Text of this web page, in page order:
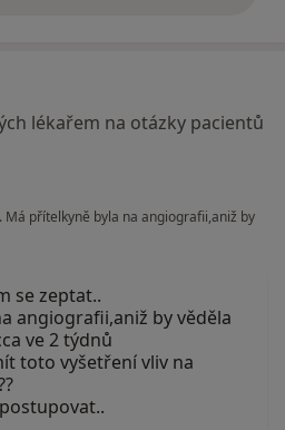
lékařem na otázky pacientů
přítelkyně byla na angiografii,aniž by
se zeptat..
angiografii,aniž by věděla
ve 2 týdnů
toto vyšetření vliv na